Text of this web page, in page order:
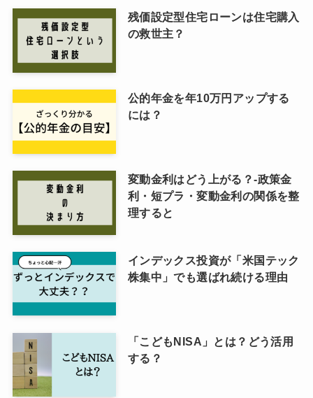
残価設定型住宅ローンは住宅購入
の救世主？
公的年金を年10万円アップする
には？
変動金利はどう上がる？-政策金
利・短プラ・変動金利の関係を整
理すると
インデックス投資が「米国テック
株集中」でも選ばれ続ける理由
「こどもNISA」とは？どう活用
する？